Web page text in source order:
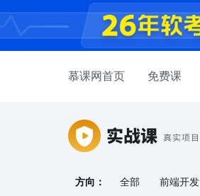
慕课网首页 免费课
方向： 全部 前端开发